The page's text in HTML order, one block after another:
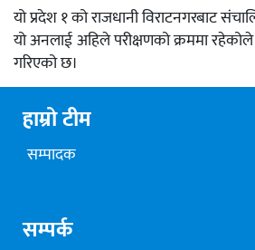
यो प्रदेश १ को राजधानी विराटनगरबाट
यो अनलाई अहिले परीक्षणको क्रममा
गरिएको छ।
हाम्रो टीम
सम्पादक
सम्पर्क